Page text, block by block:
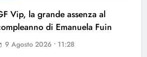
Vip, la grande assenza al
di Emanuela Fuin
9 Agosto 2026 • 11:28